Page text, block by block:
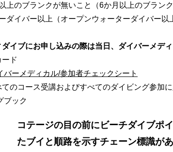
上のブランクが無いこと
（6か月以上のブラン
ダイバー以上（オープンウォーターダイバー以
イブにお申し込みの際は当日、ダイバーメデ
ード
バーメディカル/参加者チェックシート
のコース受講およびすべてのダイビング参加に
ブック
コテージの目の前にビーチダイブポ
たブイと順路を示すチェーン標識が